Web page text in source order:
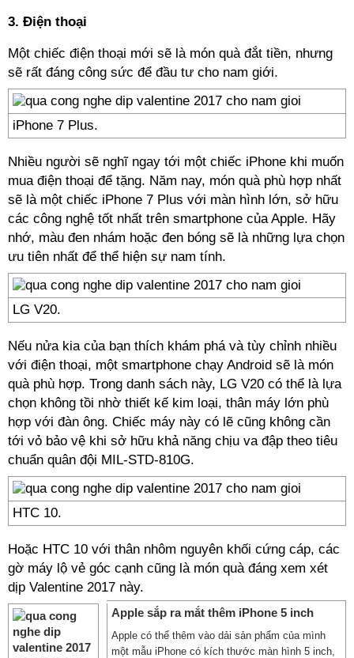
3. Điện thoại
Một chiếc điện thoại mới sẽ là món quà đắt tiền, nhưng
sẽ rất đáng công sức để đầu tư cho nam giới.
iPhone 7 Plus.
Nhiều người sẽ nghĩ ngay tới một chiếc iPhone khi muốn
mua điện thoại để tặng. Năm nay, món quà phù hợp nhất
sẽ là một chiếc iPhone 7 Plus với màn hình lớn, sở hữu
các công nghệ tốt nhất trên smartphone của Apple. Hãy
nhớ, màu đen nhám hoặc đen bóng sẽ là những lựa chọn
ưu tiên nhất để thể hiện sự nam tính.
LG V20.
Nếu nửa kia của bạn thích khám phá và tùy chỉnh nhiều
với điện thoại, một smartphone chạy Android sẽ là món
quà phù hợp. Trong danh sách này, LG V20 có thể là lựa
chọn không tồi nhờ thiết kế kim loại, thân máy lớn phù
hợp với đàn ông. Chiếc máy này có lẽ cũng không cần
tới vỏ bảo vệ khi sở hữu khả năng chịu va đập theo tiêu
chuẩn quân đội MIL-STD-810G.
HTC 10.
Hoặc HTC 10 với thân nhôm nguyên khối cứng cáp, các
gờ máy lộ vẻ góc cạnh cũng là món quà đáng xem xét
dịp Valentine 2017 này.
Apple sắp ra mắt thêm iPhone 5 inch
Apple có thể thêm vào dải sản phẩm của mình
một mẫu iPhone có kích thước màn hình 5 inch,